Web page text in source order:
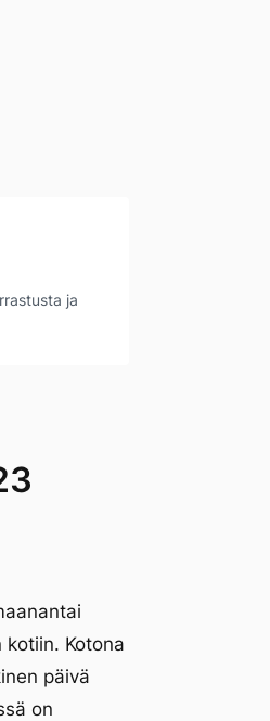
ja
Kotona
päivä
on